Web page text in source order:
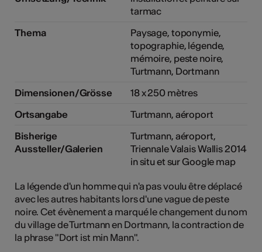
tarmac
Thema
Paysage, toponymie,
topographie, légende,
mémoire, peste noire,
Turtmann, Dortmann
Dimensionen/Grösse
18 x 250 mètres
Ortsangabe
Turtmann, aéroport
Bisherige
Aussteller/Galerien
Turtmann, aéroport,
Triennale Valais Wallis 2014
in situ et sur Google map
La légende d'un homme qui n'a pas voulu être déplacé
avec les autres habitants lors d'une vague de peste
noire. Cet évènement a marqué le changement du nom
du village de Turtmann en Dortmann, la contraction de
la phrase "Dort ist min Mann".